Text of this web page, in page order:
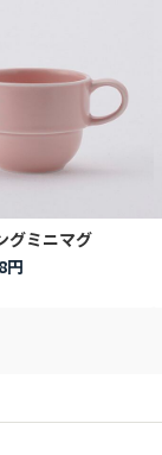
グミニマグ
円